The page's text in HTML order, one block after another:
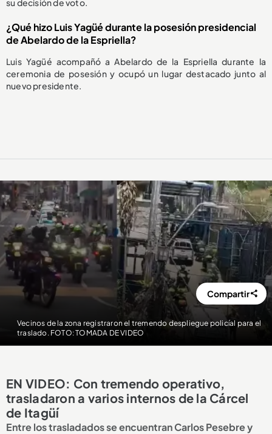
su decisión de voto.
¿Qué hizo Luis Yagüé durante la posesión presidencial
de Abelardo de la Espriella?
Luis Yagüé acompañó a Abelardo de la Espriella durante la
ceremonia de posesión y ocupó un lugar destacado junto al
nuevo presidente.
Vecinos de la zona registraron el tremendo despliegue policíal para el
traslado. FOTO: TOMADA DE VIDEO
Compartir
EN VIDEO: Con tremendo operativo,
trasladaron a varios internos de la Cárcel
de Itagüí
Entre los trasladados se encuentran Carlos Pesebre y